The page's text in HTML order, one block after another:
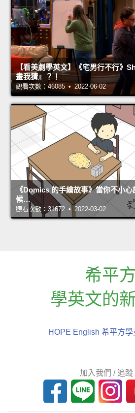
【看美劇學英文】《宅男行不行》
畫我猜』？！
觀看次數：46085 • 2022-06-02
《Domics 的手繪故事》當你不小
候…
觀看次數：31672 • 2022-03-02
希平方
學英文的
HOPE English 希平方學
加入我們 / 追蹤